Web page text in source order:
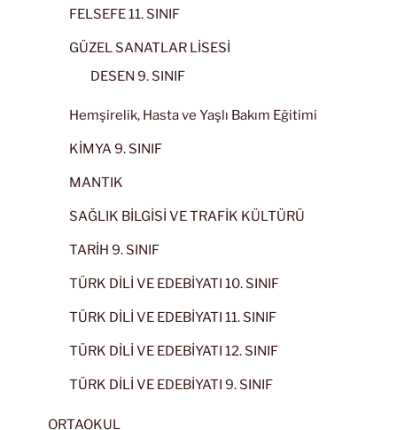
FELSEFE 11. SINIF
GÜZEL SANATLAR LİSESİ
DESEN 9. SINIF
Hemşirelik, Hasta ve Yaşlı Bakım Eğitimi
KİMYA 9. SINIF
MANTIK
SAĞLIK BİLGİSİ VE TRAFİK KÜLTÜRÜ
TARİH 9. SINIF
TÜRK DİLİ VE EDEBİYATI 10. SINIF
TÜRK DİLİ VE EDEBİYATI 11. SINIF
TÜRK DİLİ VE EDEBİYATI 12. SINIF
TÜRK DİLİ VE EDEBİYATI 9. SINIF
ORTAOKUL